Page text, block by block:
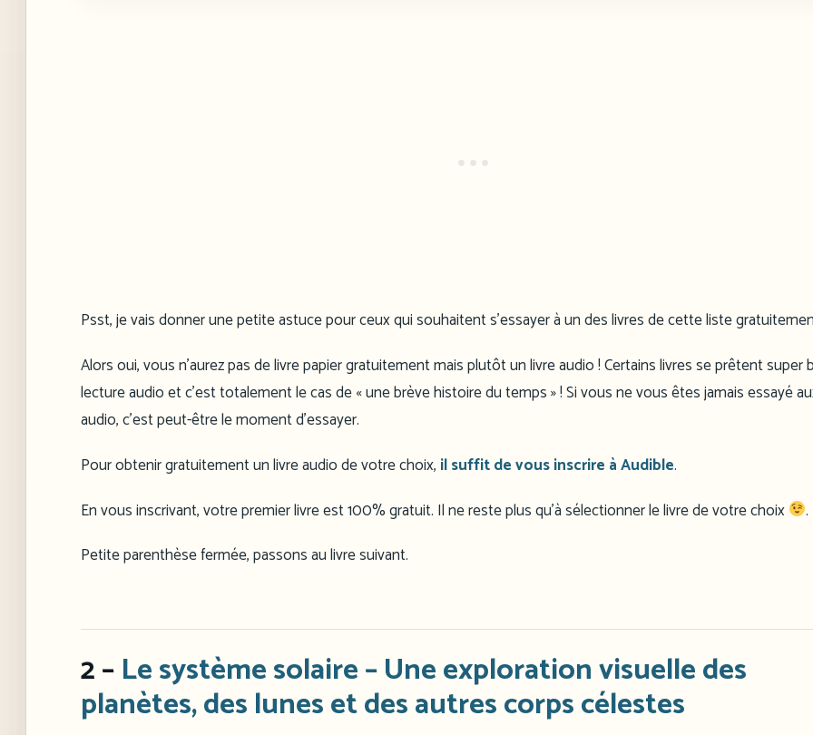
Psst, je vais donner une petite astuce pour ceux qui souhaitent s’essayer à un des livres de cette liste
Alors oui, vous n’aurez pas de livre papier gratuitement mais plutôt un livre audio ! Certains livres se prêtent super
lecture audio et c’est totalement le cas de « une brève histoire du temps » ! Si vous ne vous êtes jamais essayé
audio, c’est peut-être le moment d’essayer.
Pour obtenir gratuitement un livre audio de votre choix, il suffit de vous inscrire à Audible.
En vous inscrivant, votre premier livre est 100% gratuit. Il ne reste plus qu’à sélectionner le livre de votre choix
.
Petite parenthèse fermée, passons au livre suivant.
2 –Le système solaire – Une exploration visuelle des
planètes, des lunes et des autres corps célestes